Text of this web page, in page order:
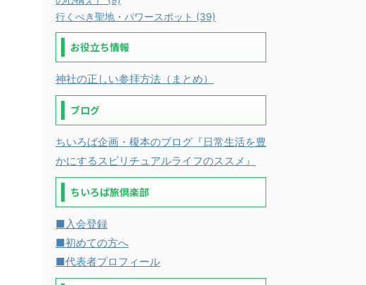
行くべき聖地・パワースポット (39)
お役立ち情報
神社の正しい参拝方法（まとめ）
ブログ
ちいろば企画・榎本のブログ『日常生活を豊
かにするスピリチュアルライフのススメ』
ちいろば旅倶楽部
■入会登録
■初めての方へ
■代表者プロフィール